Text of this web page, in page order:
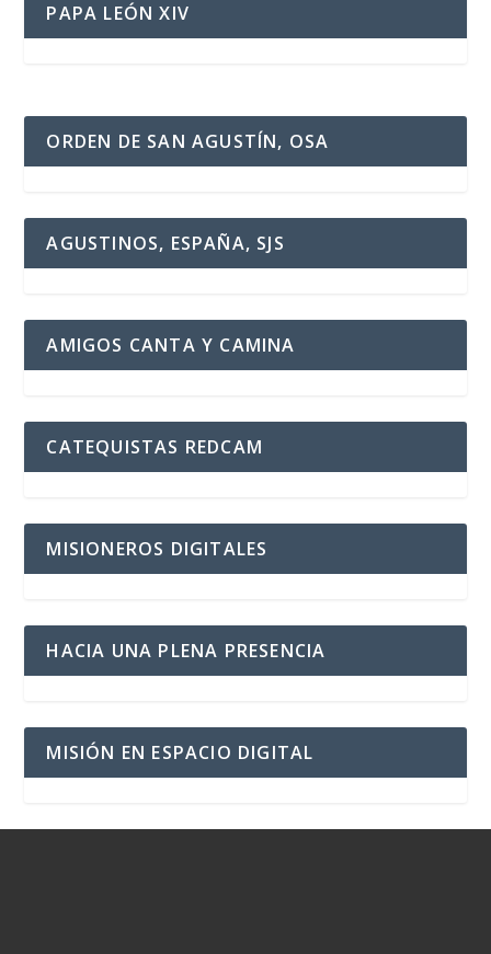
PAPA LEÓN XIV
ORDEN DE SAN AGUSTÍN, OSA
AGUSTINOS, ESPAÑA, SJS
AMIGOS CANTA Y CAMINA
CATEQUISTAS REDCAM
MISIONEROS DIGITALES
HACIA UNA PLENA PRESENCIA
MISIÓN EN ESPACIO DIGITAL